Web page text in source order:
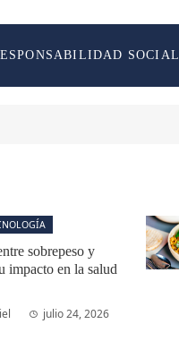
SOCIAL
sobrepeso y
impacto en la salud
julio 24, 2026